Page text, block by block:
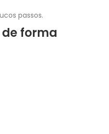
passos.
forma